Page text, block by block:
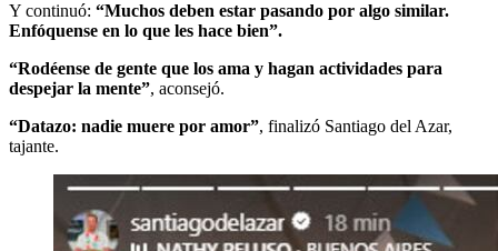
Y continuó: “Muchos deben estar pasando por algo similar.
Enfóquense en lo que les hace bien”.
“Rodéense de gente que los ama y hagan actividades para
despejar la mente”, aconsejó.
“Datazo: nadie muere por amor”, finalizó Santiago del Azar,
tajante.